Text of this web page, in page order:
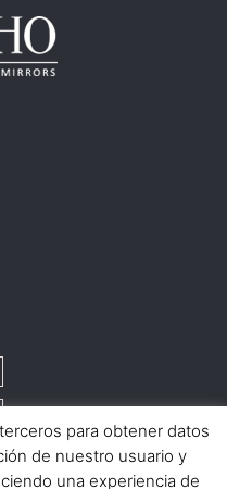
para obtener datos
de nuestro usuario y
una experiencia de